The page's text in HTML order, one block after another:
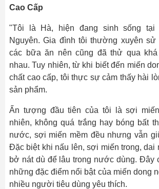
Cao Cấp
"Tôi là Hà, hiện đang sinh sống tại
Nguyên. Gia đình tôi thường xuyên sử
các bữa ăn nên cũng đã thử qua
nhau. Tuy nhiên, từ khi biết đến miến
chất cao cấp, tôi thực sự cảm thấy hài
sản phẩm.
Ấn tượng đầu tiên của tôi là sợi
nhiên, không quá trắng hay bóng bất
nước, sợi miến mềm đều nhưng vẫn
Đặc biệt khi nấu lên, sợi miến trong, dai
bở nát dù để lâu trong nước dùng. Đây
những đặc điểm nổi bật của miến dong
nhiều người tiêu dùng yêu thích.